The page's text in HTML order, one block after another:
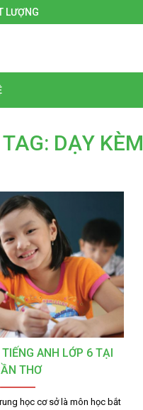
LƯỢNG
TAG: DẠY
ANH LỚP 6 TẠI
THƠ
học cơ sở là môn học bắt